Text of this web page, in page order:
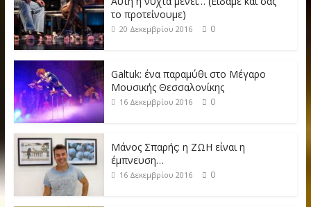
το προτείνουμε)
20 Δεκεμβρίου 2016 0
Galtuk: ένα παραμύθι στο Μέγαρο
Μουσικής Θεσσαλονίκης
16 Δεκεμβρίου 2016 0
Μάνος Σπαρής: η ΖΩΗ είναι η
έμπνευση…
16 Δεκεμβρίου 2016 0